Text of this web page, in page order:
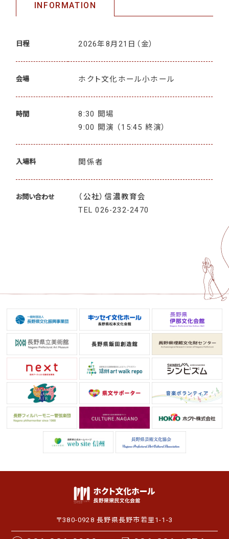
INFORMATION
日程 2026年8月21日 （金）
会場 ホクト文化ホール小ホール
時間
8:30 開場
9:00 開演 （15:45 終演）
入場料 関係者
お問い合わせ
（公社）信濃教育会
TEL026-232-2470
〒380-0928 長野県長野市若里1-1-3